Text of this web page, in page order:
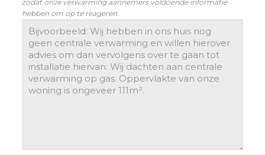
zodat onze verwarming aannemers voldoende informatie
hebben om op te reageren.